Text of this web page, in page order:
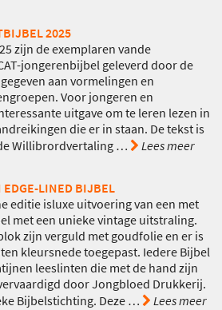
2025
zijn de exemplaren vande
jongerenbijbel geleverd door de
aan vormelingen en
Voor jongeren en
uitgave om te leren lezen in
die er in staan. De tekst is
Willibrordvertaling… Lees meer
EDGE-LINED BIJBEL
editie isluxe uitvoering van een met
met een unieke vintage uitstraling.
zijn verguld met goudfolie en er is
kleursnede toegepast. Iedere Bijbel
leeslinten die met de hand zijn
door Jongbloed Drukkerij.
Bijbelstichting. Deze… Lees meer